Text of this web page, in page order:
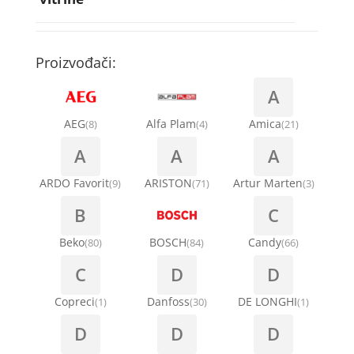
Ručice za vrata za veš mašinu
Šarke za veš mašine
Stakla i okviri vrata za veš mašinu
Termostati i hidrostati za veš mašine
Točkići za sudo mašine
Kompresori za klima uređaje
Kondenz creva
Nosači za klimu
Ostali materijal za montažu klima uređaja
Proizvođači:
AEG(8) Alfa Plam(4)
A
Amica(21)
A
ARDO Favorit(9)
A
ARISTON(71)
A
Artur Marten(3)
B
Beko(80) BOSCH(84)
C
Candy(66)
C
Copreci(1)
D
Danfoss(30)
D
DE LONGHI(1)
D D D